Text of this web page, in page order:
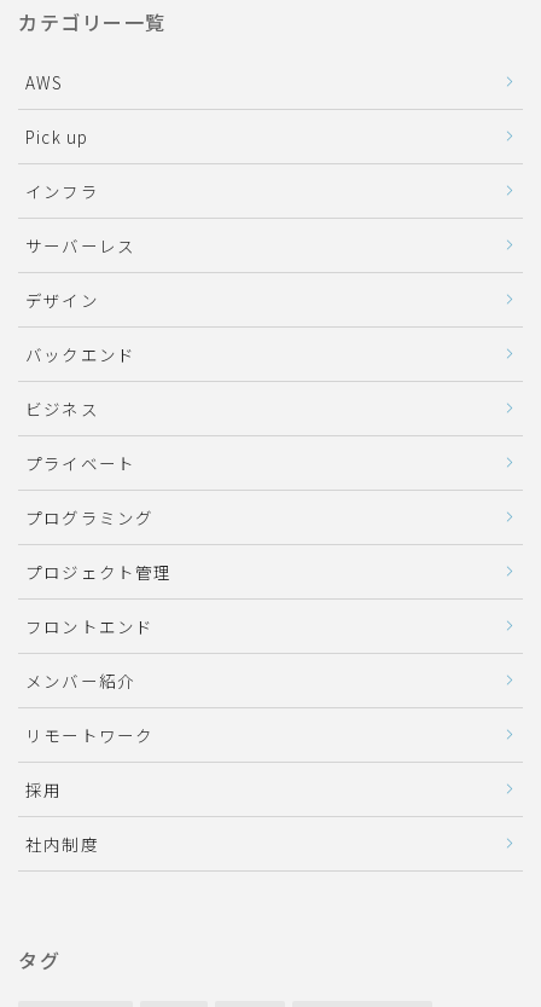
カテゴリー一覧
AWS
Pick up
インフラ
サーバーレス
デザイン
バックエンド
ビジネス
プライベート
プログラミング
プロジェクト管理
フロントエンド
メンバー紹介
リモートワーク
採用
社内制度
タグ